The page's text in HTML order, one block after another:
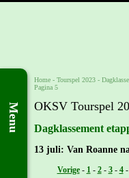
Menu
Home - Tourspel 2023 -
Pagina 5
OKSV Tourspel
Dagklassement
13 juli: Van Roanne
Vorige- 1- 2- 3- 4-